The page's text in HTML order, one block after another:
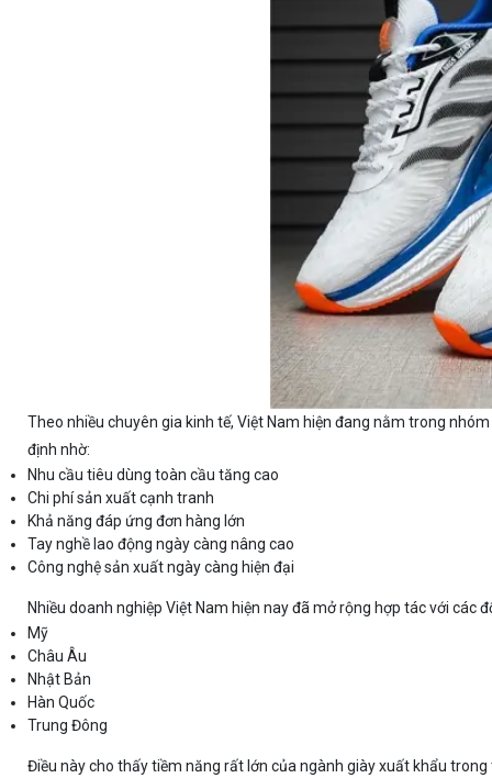
Theo nhiều chuyên gia kinh tế, Việt Nam hiện đang nằm trong
định nhờ:
Nhu cầu tiêu dùng toàn cầu tăng cao
Chi phí sản xuất cạnh tranh
Khả năng đáp ứng đơn hàng lớn
Tay nghề lao động ngày càng nâng cao
Công nghệ sản xuất ngày càng hiện đại
Nhiều doanh nghiệp Việt Nam hiện nay đã mở rộng hợp tác với các
Mỹ
Châu Âu
Nhật Bản
Hàn Quốc
Trung Đông
Điều này cho thấy tiềm năng rất lớn của ngành giày xuất khẩu trong